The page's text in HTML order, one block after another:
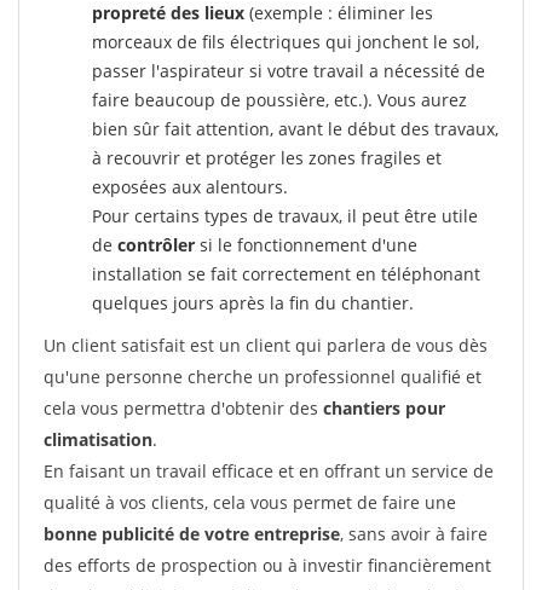
propreté des lieux (exemple : éliminer les
morceaux de fils électriques qui jonchent le sol,
passer l'aspirateur si votre travail a nécessité de
faire beaucoup de poussière, etc.). Vous aurez
bien sûr fait attention, avant le début des travaux,
à recouvrir et protéger les zones fragiles et
exposées aux alentours.
Pour certains types de travaux, il peut être utile
de contrôler si le fonctionnement d'une
installation se fait correctement en téléphonant
quelques jours après la fin du chantier.
Un client satisfait est un client qui parlera de vous dès
qu'une personne cherche un professionnel qualifié et
cela vous permettra d'obtenir des chantiers pour
climatisation.
En faisant un travail efficace et en offrant un service de
qualité à vos clients, cela vous permet de faire une
bonne publicité de votre entreprise, sans avoir à faire
des efforts de prospection ou à investir financièrement